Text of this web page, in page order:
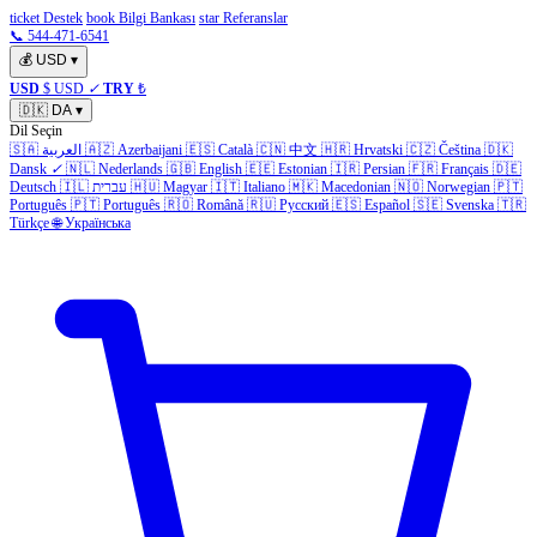
ticket Destek book Bilgi Bankası star Referanslar
📞 544-471-6541
💰 USD ▾
USD $ USD ✓ TRY ₺
🇩🇰 DA ▾
Dil Seçin
🇸🇦 العربية 🇦🇿 Azerbaijani 🇪🇸 Català 🇨🇳 中文 🇭🇷 Hrvatski 🇨🇿 Čeština 🇩🇰
Dansk ✓ 🇳🇱 Nederlands 🇬🇧 English 🇪🇪 Estonian 🇮🇷 Persian 🇫🇷 Français 🇩🇪
Deutsch 🇮🇱 עברית 🇭🇺 Magyar 🇮🇹 Italiano 🇲🇰 Macedonian 🇳🇴 Norwegian 🇵🇹
Português 🇵🇹 Português 🇷🇴 Română 🇷🇺 Русский 🇪🇸 Español 🇸🇪 Svenska 🇹🇷
Türkçe 🌐 Українська